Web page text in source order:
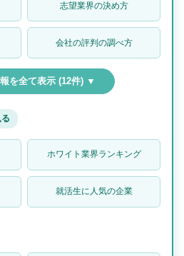
志望業界の決め方
会社の評判の調べ方
を全て表示 (12件) ▼
ホワイト業界ランキング
就活生に人気の企業